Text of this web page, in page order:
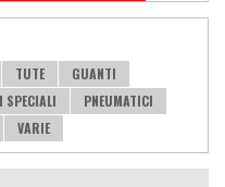
TUTE
GUANTI
SPECIALI
PNEUMATICI
VARIE